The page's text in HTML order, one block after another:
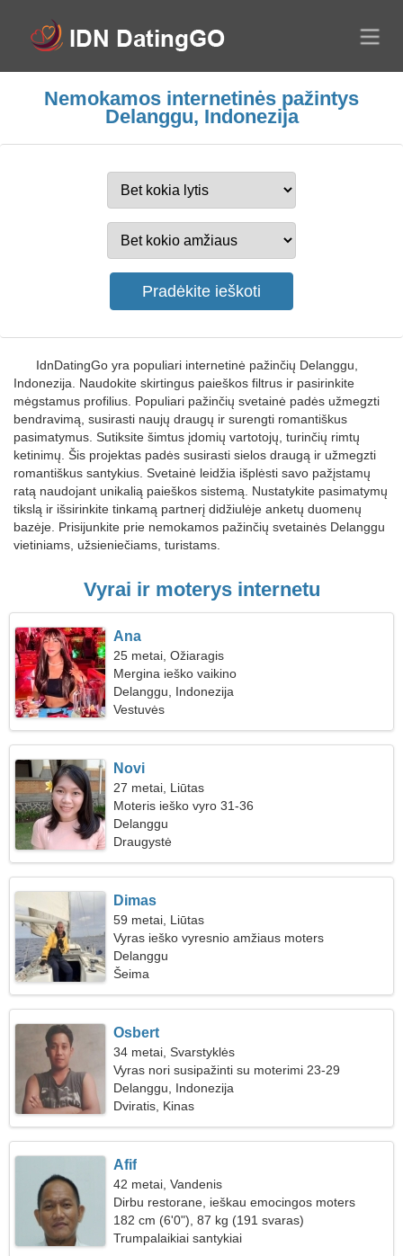
Nemokamos internetinės pažintys
Delanggu, Indonezija
IdnDatingGo yra populiari internetinė pažinčių Delanggu,
Indonezija. Naudokite skirtingus paieškos filtrus ir pasirinkite
mėgstamus profilius. Populiari pažinčių svetainė padės užmegzti
bendravimą, susirasti naujų draugų ir surengti romantiškus
pasimatymus. Sutiksite šimtus įdomių vartotojų, turinčių rimtų
ketinimų. Šis projektas padės susirasti sielos draugą ir užmegzti
romantiškus santykius. Svetainė leidžia išplėsti savo pažįstamų
ratą naudojant unikalią paieškos sistemą. Nustatykite pasimatymų
tikslą ir išsirinkite tinkamą partnerį didžiulėje anketų duomenų
bazėje. Prisijunkite prie nemokamos pažinčių svetainės Delanggu
vietiniams, užsieniečiams, turistams.
Vyrai ir moterys internetu
Ana
25 metai, Ožiaragis
Mergina ieško vaikino
Delanggu, Indonezija
Vestuvės
Novi
27 metai, Liūtas
Moteris ieško vyro 31-36
Delanggu
Draugystė
Dimas
59 metai, Liūtas
Vyras ieško vyresnio amžiaus moters
Delanggu
Šeima
Osbert
34 metai, Svarstyklės
Vyras nori susipažinti su moterimi 23-29
Delanggu, Indonezija
Dviratis, Kinas
Afif
42 metai, Vandenis
Dirbu restorane, ieškau emocingos moters
182 cm (6'0"), 87 kg (191 svaras)
Trumpalaikiai santykiai